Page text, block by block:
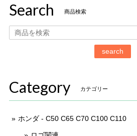
Search 商品検索
search
Category カテゴリー
ホンダ - C50 C65 C70 C100 C110